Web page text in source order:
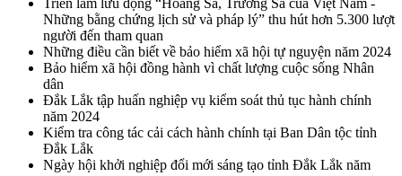
Triển lãm lưu động “Hoàng Sa, Trường Sa của Việt Nam -
Những bằng chứng lịch sử và pháp lý” thu hút hơn 5.300 lượt
người đến tham quan
Những điều cần biết về bảo hiểm xã hội tự nguyện năm 2024
Bảo hiểm xã hội đồng hành vì chất lượng cuộc sống Nhân
dân
Đắk Lắk tập huấn nghiệp vụ kiểm soát thủ tục hành chính
năm 2024
Kiểm tra công tác cải cách hành chính tại Ban Dân tộc tỉnh
Đắk Lắk
Ngày hội khởi nghiệp đổi mới sáng tạo tỉnh Đắk Lắk năm